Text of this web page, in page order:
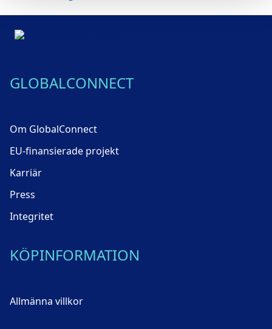
GLOBALCONNECT
Om GlobalConnect
EU-finansierade projekt
Karriär
Press
Integritet
KÖPINFORMATION
Allmänna villkor